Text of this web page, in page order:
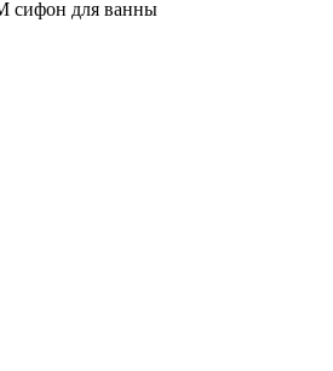
сифон для ванны